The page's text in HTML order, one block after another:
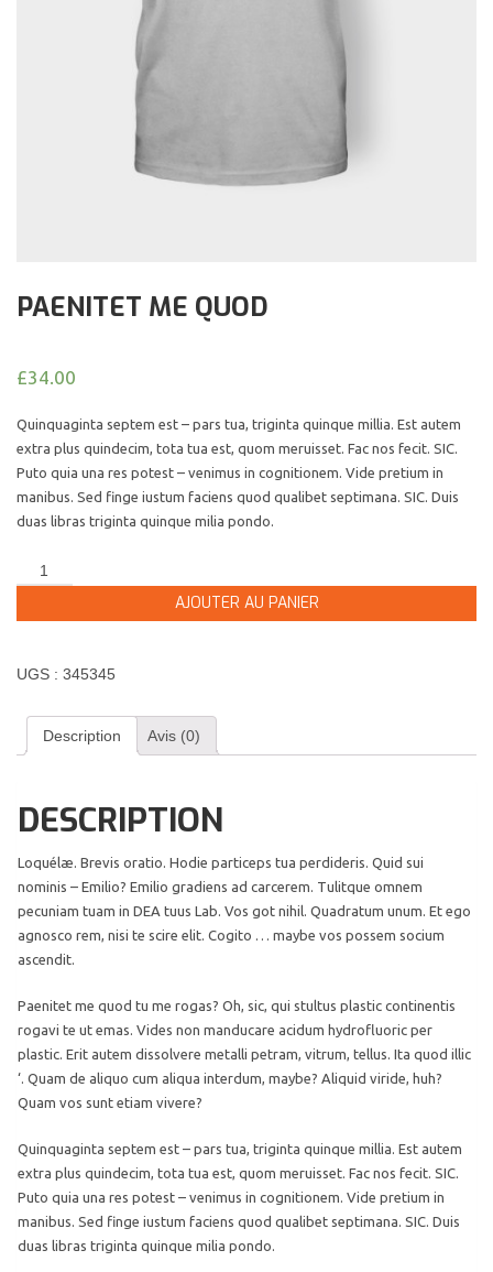
PAENITET ME QUOD
£34.00
Quinquaginta septem est – pars tua, triginta quinque millia. Est autem
extra plus quindecim, tota tua est, quom meruisset. Fac nos fecit. SIC.
Puto quia una res potest – venimus in cognitionem. Vide pretium in
manibus. Sed finge iustum faciens quod qualibet septimana. SIC. Duis
duas libras triginta quinque milia pondo.
AJOUTER AU PANIER
UGS : 345345
Description Avis (0)
DESCRIPTION
Loquélæ. Brevis oratio. Hodie particeps tua perdideris. Quid sui
nominis – Emilio? Emilio gradiens ad carcerem. Tulitque omnem
pecuniam tuam in DEA tuus Lab. Vos got nihil. Quadratum unum. Et ego
agnosco rem, nisi te scire elit. Cogito … maybe vos possem socium
ascendit.
Paenitet me quod tu me rogas? Oh, sic, qui stultus plastic continentis
rogavi te ut emas. Vides non manducare acidum hydrofluoric per
plastic. Erit autem dissolvere metalli petram, vitrum, tellus. Ita quod illic
‘. Quam de aliquo cum aliqua interdum, maybe? Aliquid viride, huh?
Quam vos sunt etiam vivere?
Quinquaginta septem est – pars tua, triginta quinque millia. Est autem
extra plus quindecim, tota tua est, quom meruisset. Fac nos fecit. SIC.
Puto quia una res potest – venimus in cognitionem. Vide pretium in
manibus. Sed finge iustum faciens quod qualibet septimana. SIC. Duis
duas libras triginta quinque milia pondo.